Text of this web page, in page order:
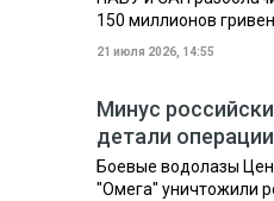
150 миллионов гривен
21 июля 2026, 14:55
Минус
детали операции
Боевые водолазы
"Омега" уничтожили